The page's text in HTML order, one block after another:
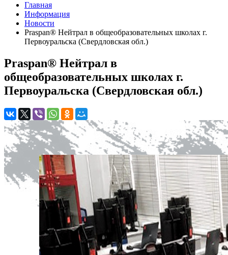
Главная
Информация
Новости
Praspan® Нейтрал в общеобразовательных школах г.
Первоуральска (Свердловская обл.)
Praspan® Нейтрал в
общеобразовательных школах г.
Первоуральска (Свердловская обл.)